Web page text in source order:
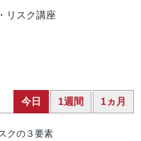
リスク講座
今日 1週間 1ヵ月
クの３要素